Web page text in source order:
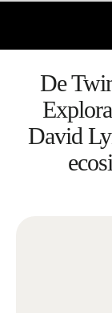
De
David